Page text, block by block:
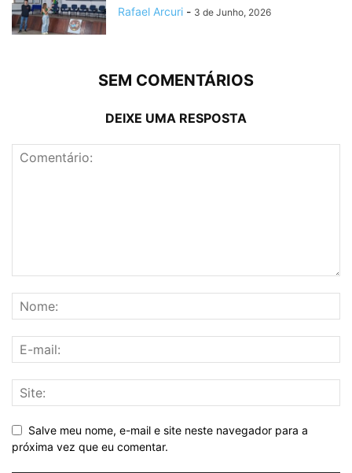
Rafael Arcuri - 3 de Junho, 2026
SEM COMENTÁRIOS
DEIXE UMA RESPOSTA
Salve meu nome, e-mail e site neste navegador para a
próxima vez que eu comentar.